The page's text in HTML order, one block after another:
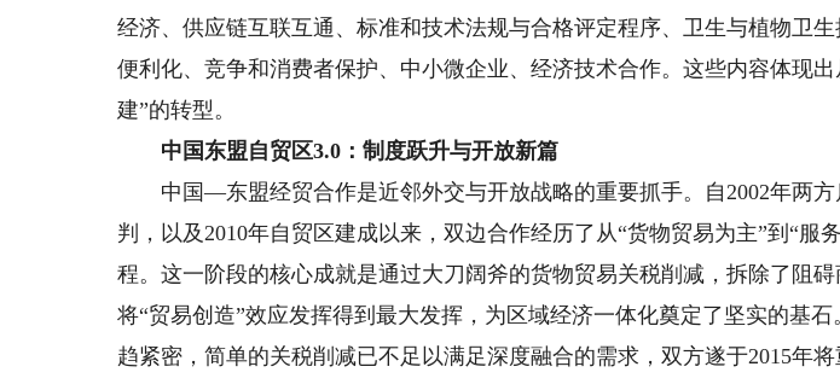
经济、供应链互联互通、标准和技术法规与合格评定程序、卫生与植物卫
便利化、竞争和消费者保护、中小微企业、经济技术合作。这些内容体现出
建”的转型。
中国东盟自贸区3.0：制度跃升与开放新篇
中国—东盟经贸合作是近邻外交与开放战略的重要抓手。自2002年两方
判，以及2010年自贸区建成以来，双边合作经历了从“货物贸易为主”到“服
程。这一阶段的核心成就是通过大刀阔斧的货物贸易关税削减，拆除了阻碍
将“贸易创造”效应发挥得到最大发挥，为区域经济一体化奠定了坚实的基石
趋紧密，简单的关税削减已不足以满足深度融合的需求，双方遂于2015年